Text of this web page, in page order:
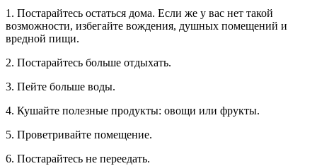
1. Постарайтесь остаться дома. Если же у вас нет такой
возможности, избегайте вождения, душных помещений и
вредной пищи.
2. Постарайтесь больше отдыхать.
3. Пейте больше воды.
4. Кушайте полезные продукты: овощи или фрукты.
5. Проветривайте помещение.
6. Постарайтесь не переедать.